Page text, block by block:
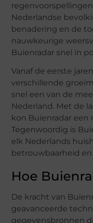
Nederlandse
benadering en de
nauwkeurige
Buienradar snel in
Vanaf de eerste
verschillende
snel een van de
Nederland. Met de
kon Buienradar een
Tegenwoordig is
elk Nederlands
betrouwbaarheid
Hoe
De kracht van
geavanceerde
gegevensbronnen